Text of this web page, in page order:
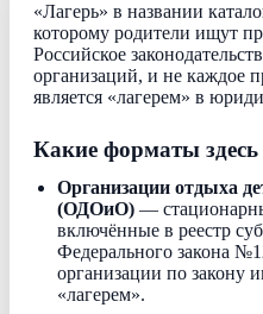
«Лагерь» в названии
которому родители ищут
Российское
организаций, и не каждое
является «лагерем» в
Какие форматы здесь
Организации отдыха
(ОДОиО) —
включённые в реестр
Федерального закона
организации по закону
«лагерем».